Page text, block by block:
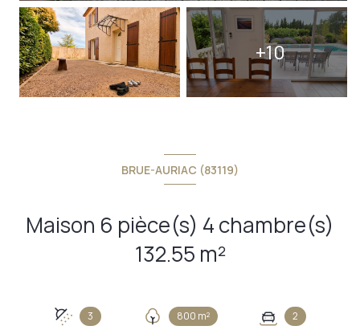
+10
BRUE-AURIAC (83119)
Maison 6 pièce(s) 4 chambre(s)
132.55 m²
3 800 m² 2